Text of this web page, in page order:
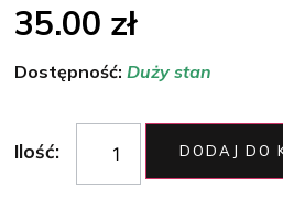
35.00 zł
Dostępność:Duży stan
Ilość: DODAJ DO